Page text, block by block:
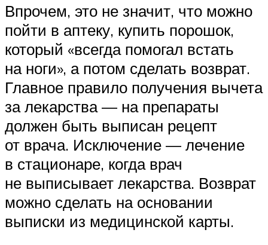
Впрочем, это не значит, что можно
пойти в аптеку, купить порошок,
который «всегда помогал встать
на ноги», а потом сделать возврат.
Главное правило получения вычета
за лекарства — на препараты
должен быть выписан рецепт
от врача. Исключение — лечение
в стационаре, когда врач
не выписывает лекарства. Возврат
можно сделать на основании
выписки из медицинской карты.